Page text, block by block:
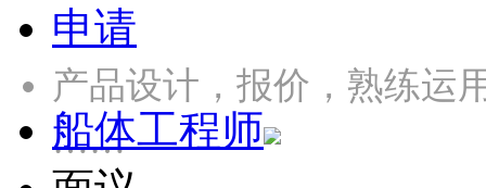
申请
产品设计，报价，熟练运
……
船体工程师